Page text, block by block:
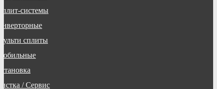
системы
сплиты
/ Сервис